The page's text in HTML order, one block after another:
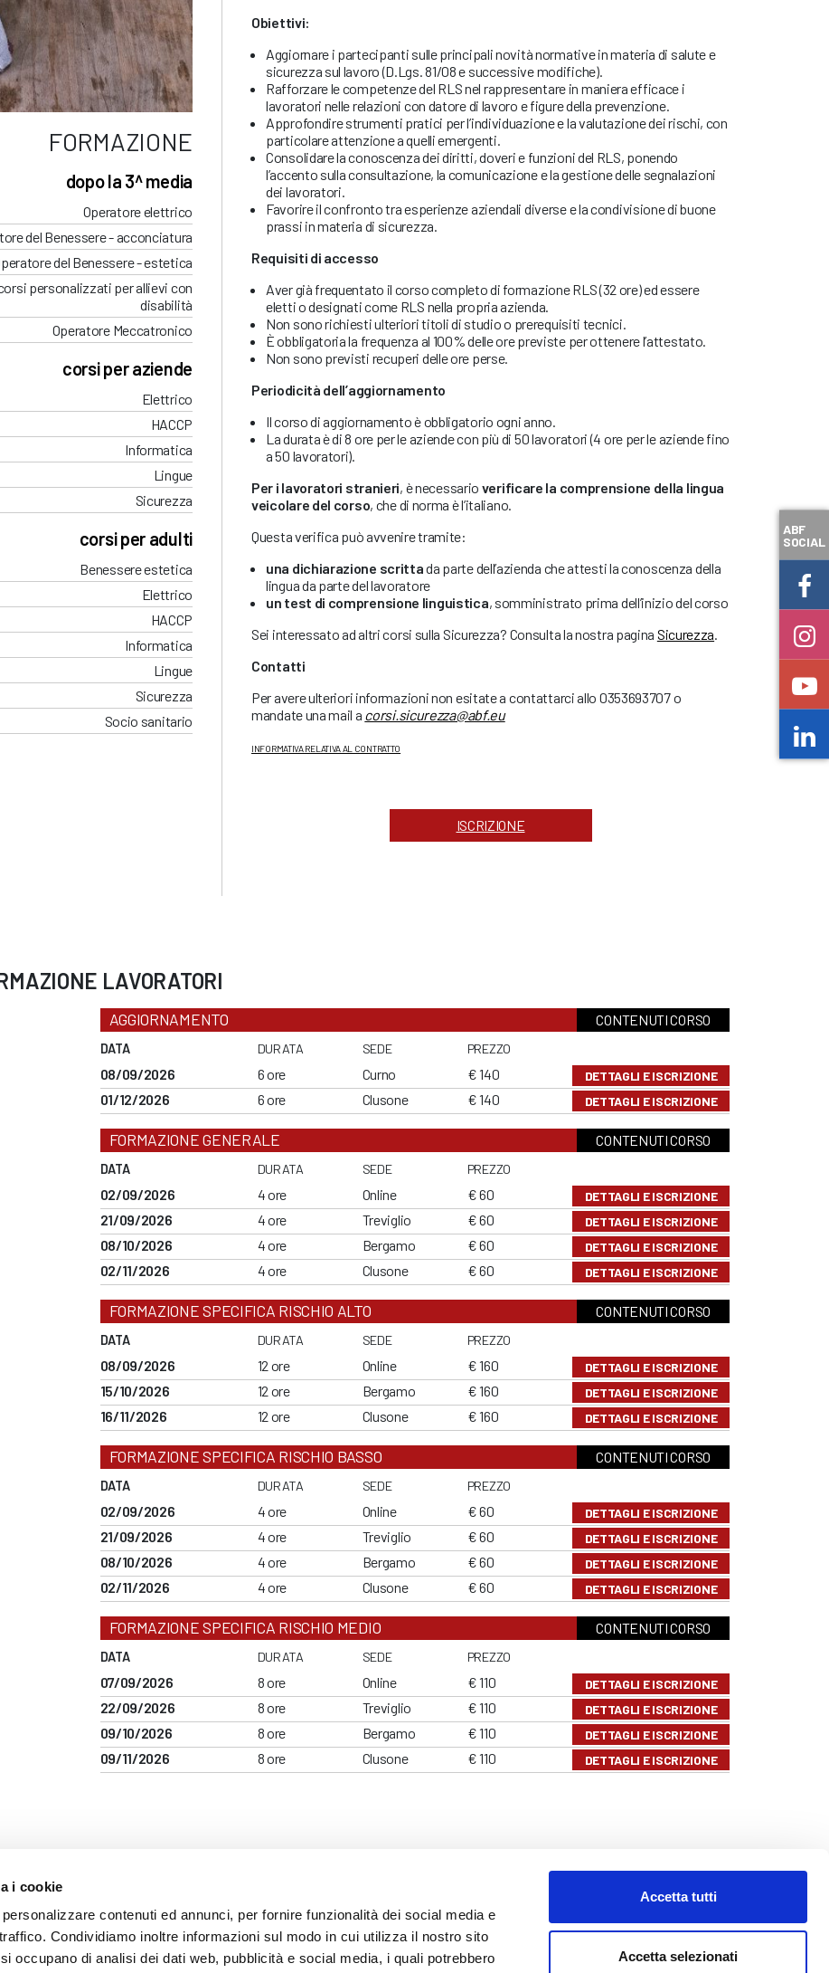
i cookie
contenuti ed annunci, per fornire funzionalità dei social media e
Condividiamo inoltre informazioni sul modo in cui utilizza il nostro sito
occupano di analisi dei dati web, pubblicità e social media, i quali potrebbero
Accetta tutti
Accetta selezionati
FORMAZIONE
dopo la 3^ media
Operatore elettrico
del Benessere - acconciatura
del Benessere - estetica
personalizzati per allievi con
disabilità
Operatore Meccatronico
corsi per aziende
Elettrico
HACCP
Informatica
Lingue
Sicurezza
corsi per adulti
Benessere estetica
Elettrico
HACCP
Informatica
Lingue
Sicurezza
Socio sanitario
Obiettivi:
Aggiornare i partecipanti sulle principali novità normative in materia di salute e
sicurezza sul lavoro (D.Lgs. 81/08 e successive modifiche).
Rafforzare le competenze del RLS nel rappresentare in maniera efficace i
lavoratori nelle relazioni con datore di lavoro e figure della prevenzione.
Approfondire strumenti pratici per l’individuazione e la valutazione dei rischi, con
particolare attenzione a quelli emergenti.
Consolidare la conoscenza dei diritti, doveri e funzioni del RLS, ponendo
l’accento sulla consultazione, la comunicazione e la gestione delle segnalazioni
dei lavoratori.
Favorire il confronto tra esperienze aziendali diverse e la condivisione di buone
prassi in materia di sicurezza.
Requisiti di accesso
Aver già frequentato il corso completo di formazione RLS (32 ore) ed essere
eletti o designati come RLS nella propria azienda.
Non sono richiesti ulteriori titoli di studio o prerequisiti tecnici.
È obbligatoria la frequenza al 100% delle ore previste per ottenere l’attestato.
Non sono previsti recuperi delle ore perse.
Periodicità dell’aggiornamento
Il corso di aggiornamento è obbligatorio ogni anno.
La durata è di 8 ore per le aziende con più di 50 lavoratori (4 ore per le aziende fino
a 50 lavoratori).
Per i lavoratori stranieri, è necessario verificare la comprensione della lingua
veicolare del corso, che di norma è l’italiano.
Questa verifica può avvenire tramite:
una dichiarazione scrittada parte dell’azienda che attesti la conoscenza della
lingua da parte del lavoratore
un test di comprensione linguistica, somministrato prima dell’inizio del corso
Sei interessato ad altri corsi sulla Sicurezza? Consulta la nostra pagina Sicurezza
Contatti
Per avere ulteriori informazioni non esitate a contattarci allo 0353693707 o
mandate una mail a corsi.sicurezza@abf.eu
INFORMATIVA RELATIVA AL CONTRATTO
ISCRIZIONE
LAVORATORI
AGGIORNAMENTO CONTENUTI CORSO
DATA DURATA SEDE PREZZO
08/09/2026 6 ore Curno € 140 DETTAGLI E ISCRIZIONE
01/12/2026 6 ore Clusone € 140 DETTAGLI E ISCRIZIONE
FORMAZIONE GENERALE CONTENUTI CORSO
DATA DURATA SEDE PREZZO
02/09/2026 4 ore Online € 60 DETTAGLI E ISCRIZIONE
21/09/2026 4 ore Treviglio € 60 DETTAGLI E ISCRIZIONE
08/10/2026 4 ore Bergamo € 60 DETTAGLI E ISCRIZIONE
02/11/2026 4 ore Clusone € 60 DETTAGLI E ISCRIZIONE
FORMAZIONE SPECIFICA RISCHIO ALTO CONTENUTI CORSO
DATA DURATA SEDE PREZZO
08/09/2026 12 ore Online € 160 DETTAGLI E ISCRIZIONE
15/10/2026 12 ore Bergamo € 160 DETTAGLI E ISCRIZIONE
16/11/2026 12 ore Clusone € 160 DETTAGLI E ISCRIZIONE
FORMAZIONE SPECIFICA RISCHIO BASSO CONTENUTI CORSO
DATA DURATA SEDE PREZZO
02/09/2026 4 ore Online € 60 DETTAGLI E ISCRIZIONE
21/09/2026 4 ore Treviglio € 60 DETTAGLI E ISCRIZIONE
08/10/2026 4 ore Bergamo € 60 DETTAGLI E ISCRIZIONE
02/11/2026 4 ore Clusone € 60 DETTAGLI E ISCRIZIONE
FORMAZIONE SPECIFICA RISCHIO MEDIO CONTENUTI CORSO
DATA DURATA SEDE PREZZO
07/09/2026 8 ore Online € 110 DETTAGLI E ISCRIZIONE
22/09/2026 8 ore Treviglio € 110 DETTAGLI E ISCRIZIONE
09/10/2026 8 ore Bergamo € 110 DETTAGLI E ISCRIZIONE
09/11/2026 8 ore Clusone € 110 DETTAGLI E ISCRIZIONE
ABF
SOCIAL